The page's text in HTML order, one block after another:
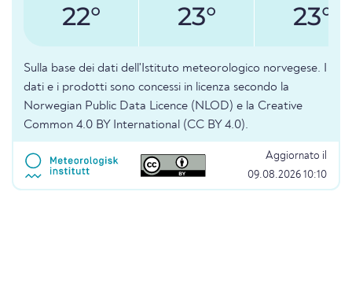
22° 23° 23°
Sulla base dei dati dell'Istituto meteorologico norvegese. I
dati e i prodotti sono concessi in licenza secondo la
Norwegian Public Data Licence (NLOD) e la Creative
Common 4.0 BY International (CC BY 4.0).
Aggiornato il
09.08.2026 10:10